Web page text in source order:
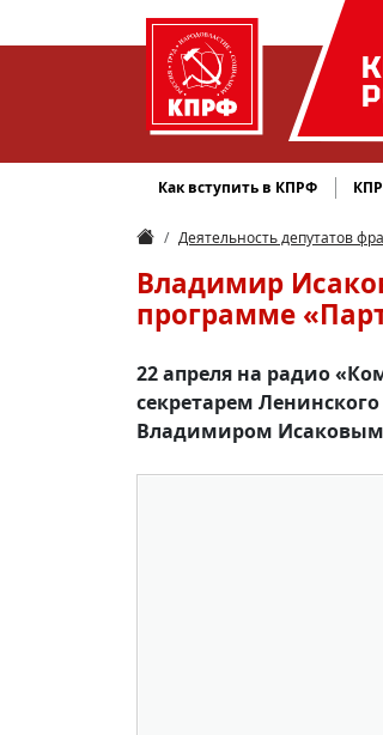
Как вступить в КПРФ
Деятельность депутатов
Владимир
программе
22 апреля на радио
секретарем
Владимиром